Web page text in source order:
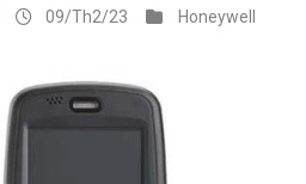
09/Th2/23 Honeywell